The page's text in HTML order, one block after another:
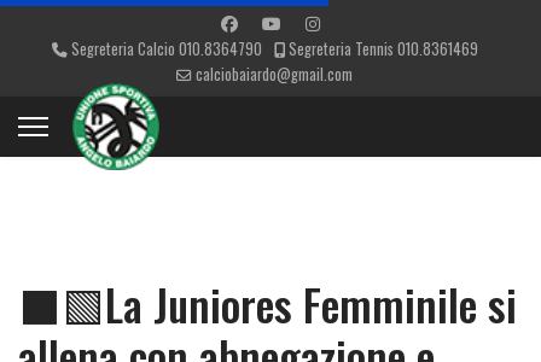
Segreteria Calcio 010.8364790
Segreteria Tennis 010.8361469
calciobaiardo@gmail.com
⬛🟩La Juniores Femminile si